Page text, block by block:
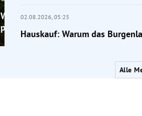
Wenig Platz im Garten? Diese
perfekt
02.08.2026, 05:25
Hauskauf: Warum das
Alle